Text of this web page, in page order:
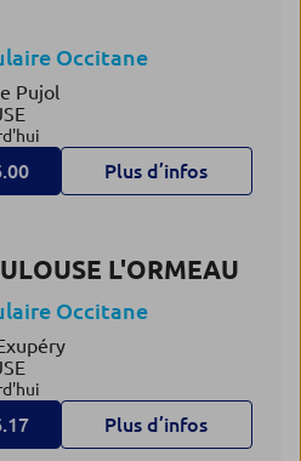
Occitane
Pujol
Plus d’infos
L'ORMEAU
Occitane
Plus d’infos